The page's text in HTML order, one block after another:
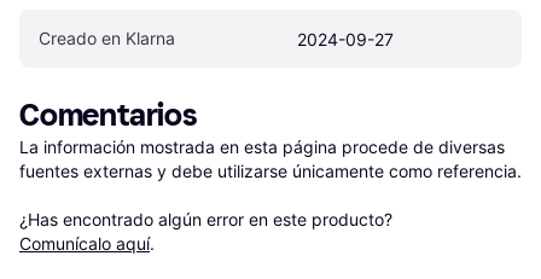
Creado en Klarna 2024-09-27
Comentarios
La información mostrada en esta página procede de diversas
fuentes externas y debe utilizarse únicamente como referencia.
¿Has encontrado algún error en este producto?
Comunícalo aquí.